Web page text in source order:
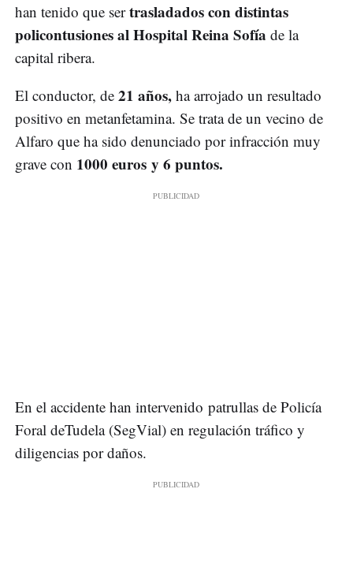
han tenido que sertrasladados con distintas
policontusiones al Hospital Reina Sofía de la
capital ribera.
El conductor, de 21 años, ha arrojado un resultado
positivo en metanfetamina. Se trata de un vecino de
Alfaro que ha sido denunciado por infracción muy
grave con 1000 euros y 6 puntos.
En el accidente han intervenido patrullas de Policía
Foral deTudela (SegVial) en regulación tráfico y
diligencias por daños.